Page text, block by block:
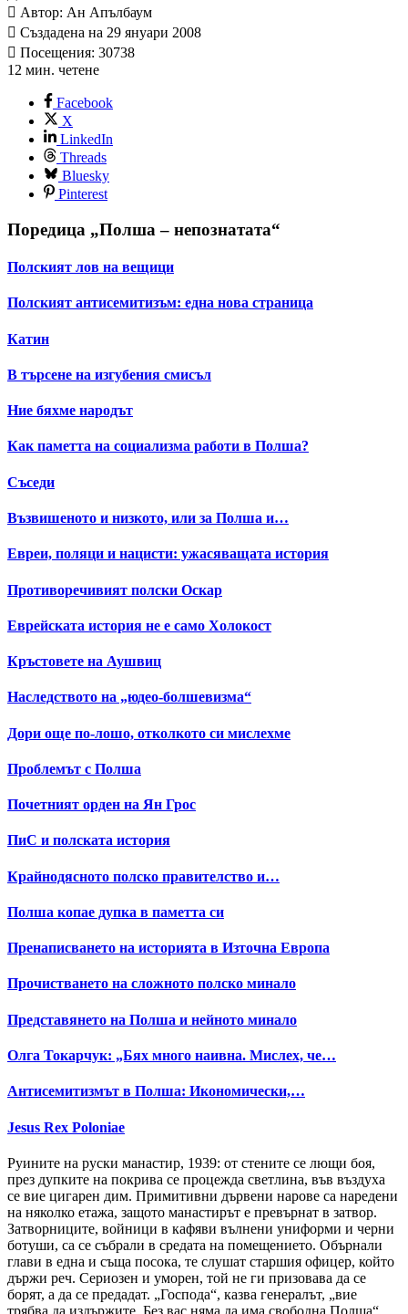
Автор: Ан Апълбаум
Създадена на 29 януари 2008
Посещения: 30738
12 мин. четене
Facebook
X
LinkedIn
Threads
Bluesky
Pinterest
Поредица „Полша – непознатата“
Полският лов на вещици
Полският антисемитизъм: една нова страница
Катин
В търсене на изгубения смисъл
Ние бяхме народът
Как паметта на социализма работи в Полша?
Съседи
Възвишеното и низкото, или за Полша и…
Евреи, поляци и нацисти: ужасяващата история
Противоречивият полски Оскар
Еврейската история не е само Холокост
Кръстовете на Аушвиц
Наследството на „юдео-болшевизма“
Дори още по-лошо, отколкото си мислехме
Проблемът с Полша
Почетният орден на Ян Грос
ПиС и полската история
Крайнодясното полско правителство и…
Полша копае дупка в паметта си
Пренаписването на историята в Източна Европа
Прочистването на сложното полско минало
Представянето на Полша и нейното минало
Олга Токарчук: „Бях много наивна. Мислех, че…
Антисемитизмът в Полша: Икономически,…
Jesus Rex Poloniae
Руините на руски манастир, 1939: от стените се лющи боя,
през дупките на покрива се процежда светлина, във въздуха
се вие цигарен дим. Примитивни дървени нарове са наредени
на няколко етажа, защото манастирът е превърнат в затвор.
Затворниците, войници в кафяви вълнени униформи и черни
ботуши, са се събрали в средата на помещението. Обърнали
глави в една и съща посока, те слушат старшия офицер, който
държи реч. Сериозен и уморен, той не ги призовава да се
борят, а да се предадат. „Господа“, казва генералът, „вие
трябва да издържите. Без вас няма да има свободна Полша“.